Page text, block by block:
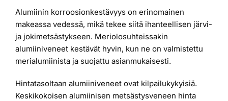
Alumiinin korroosionkestävyys on erinomainen
makeassa vedessä, mikä tekee siitä ihanteellisen järvi-
ja jokimetsästykseen. Meriolosuhteissakin
alumiiniveneet kestävät hyvin, kun ne on valmistettu
merialumiinista ja suojattu asianmukaisesti.
Hintatasoltaan alumiiniveneet ovat kilpailukykyisiä.
Keskikokoisen alumiinisen metsästysveneen hinta